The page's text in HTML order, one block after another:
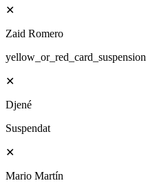
✕
Zaid Romero
yellow_or_red_card_suspension
✕
Djené
Suspendat
✕
Mario Martín